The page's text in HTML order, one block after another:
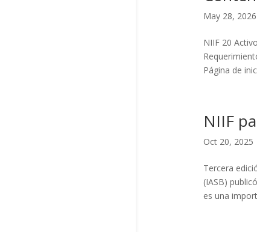
May 28, 2026
NIIF 20
Página de
NIIF
Oct 20, 2025
Tercera
(IASB)
es una